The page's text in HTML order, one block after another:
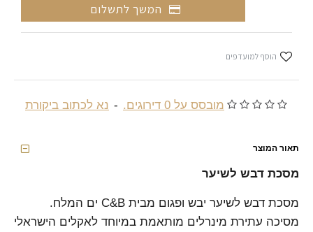
מובסס על 0 דירוגים. - נא לכתוב ביקורת
המשך לתשלום
הוסף למועדפים
תאור המוצר
מסכת דבש לשיער
מסכת דבש לשיער יבש ופגום מבית C&B ים המלח.
מסיכה עתירת מינרלים מותאמת במיוחד לאקלים הישראלי